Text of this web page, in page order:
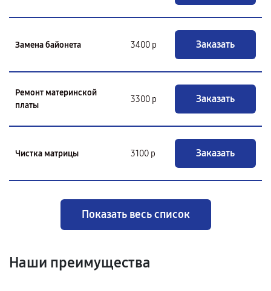
Замена байонета 3400 р Заказать
Ремонт материнской
платы
3300 р Заказать
Чистка матрицы 3100 р Заказать
Показать весь список
Наши преимущества